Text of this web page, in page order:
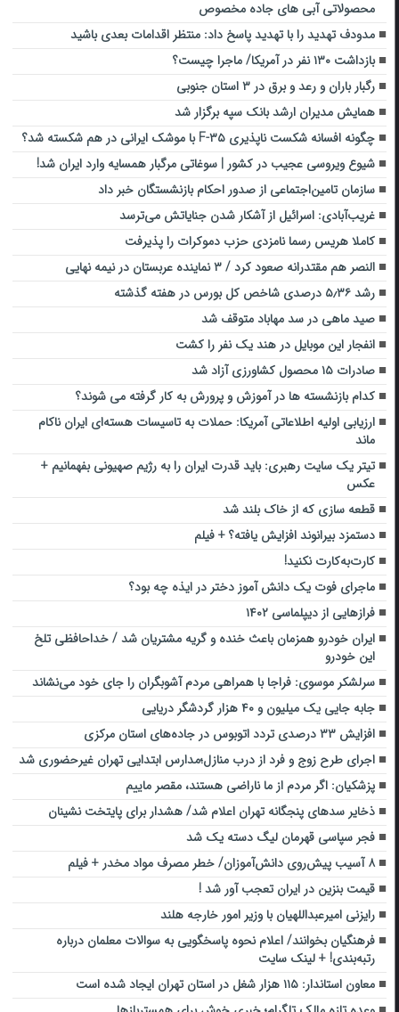
محصولاتی آبی های جاده مخصوص
مدودف تهدید را با تهدید پاسخ داد: منتظر اقدامات بعدی باشید
بازداشت ۱۳۰ نفر در آمریکا/ ماجرا چیست؟
رگبار باران و رعد و برق در ۳ استان جنوبی
همایش مدیران ارشد بانک سپه برگزار شد
چگونه افسانه شکست ناپذیری F-۳۵ با موشک ایرانی در هم شکسته شد؟
شیوع ویروسی عجیب در کشور | سوغاتی مرگبار همسایه وارد ایران شد!
سازمان تامین‌اجتماعی از صدور احکام بازنشستگان خبر داد
غریب‌آبادی: اسرائیل از آشکار شدن جنایاتش می‌ترسد
کاملا هریس رسما نامزدی حزب دموکرات را پذیرفت
النصر هم مقتدرانه صعود کرد / ۳ نماینده عربستان در نیمه نهایی
رشد ۵٫۳۶ درصدی شاخص کل بورس در هفته گذشته
صید ماهی در سد مهاباد متوقف شد
انفجار این موبایل در هند یک نفر را کشت
صادرات ۱۵ محصول کشاورزی آزاد شد
کدام بازنشسته ها در آموزش و پرورش به کار گرفته می شوند؟
ارزیابی اولیه اطلاعاتی آمریکا: حملات به تاسیسات هسته‌ای ایران ناکام
ماند
تیتر یک سایت رهبری: باید قدرت ایران را به رژیم صهیونی بفهمانیم +
عکس
قطعه سازی که از خاک بلند شد
دستمزد بیرانوند افزایش یافته؟ + فیلم
کارت‌به‌کارت نکنید!
ماجرای فوت یک دانش آموز دختر در ایذه چه بود؟
فرازهایی از دیپلماسی ۱۴۰۲
ایران خودرو همزمان باعث خنده و گریه مشتریان شد / خداحافظی تلخ
این خودرو
سرلشکر موسوی: فراجا با همراهی مردم آشوبگران را جای خود می‌نشاند
جابه جایی یک میلیون و ۴۰ هزار گردشگر دریایی
افزایش ۳۳ درصدی تردد اتوبوس در جاده‌های استان مرکزی
اجرای طرح زوج و فرد از درب منازل؛مدارس ابتدایی تهران غیرحضوری شد
پزشکیان: اگر مردم از ما ناراضی هستند، مقصر ماییم
ذخایر سدهای پنجگانه تهران اعلام شد/ هشدار برای پایتخت نشینان
فجر سپاسی قهرمان لیگ دسته یک شد
۸ آسیب پیش‌روی دانش‌آموزان/ خطر مصرف مواد مخدر + فیلم
قیمت بنزین در ایران تعجب آور شد !
رایزنی امیرعبداللهیان با وزیر امور خارجه هلند
فرهنگیان بخوانند/ اعلام نحوه پاسخگویی به سوالات معلمان درباره
رتبه‌بندی! + لینک سایت
معاون استاندار: ۱۱۵ هزار شغل در استان تهران ایجاد شده است